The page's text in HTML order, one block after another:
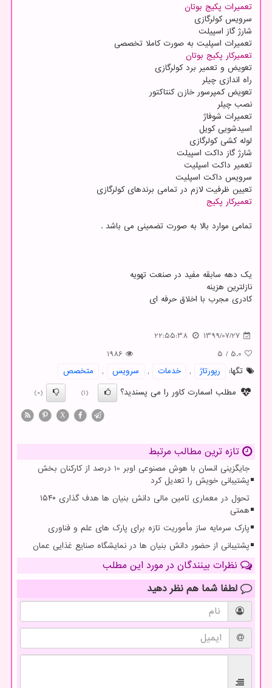
تعمیرات پکیج بوتان
سرویس کولرگازی
شارژ گاز اسپیلت
تعمیرات اسپلیت به صورت کاملا تخصصی
تعمیرکار پکیج بوتان
تعویض و تعمیر برد کولرگازی
راه اندازی چیلر
تعویض کمپرسور خازن کنتاکتور
نصب چیلر
تعمیرات شوفاژ
اسیدشویی کویل
لوله کشی کولرگازی
شارژ گاز داکت اسپیلت
تعمیر داکت اسپلیت
سرویس داکت اسپلیت
تعیین ظرفیت لازم در تمامی برندهای کولرگازی
تعمیرکار پکیج
تمامی موارد بالا به صورت تضمینی می باشد .
یک دهه سابقه مفید در صنعت تهویه
نازلترین هزینه
کادری مجرب با اخلاق حرفه ای
1399/07/27
22:55:38
5.0
/
5
1986
تگها:
رپورتاژ , خدمات , سرویس ,
متخصص
مطلب اسمارت کاور را می پسندید؟
(1)
(0)
X
تازه ترین مطالب مرتبط
جایگزینی انسان با هوش مصنوعی اوبر 10 درصد از کارکنان بخش
پشتیبانی خویش را تعدیل کرد
تحول در معماری تامین مالی دانش بنیان ها هدف گذاری ۱۵۴۰
همتی
پارک سرمایه ساز مأموریت تازه برای پارک های علم و فناوری
پشتیبانی از حضور دانش بنیان ها در نمایشگاه صنایع غذایی عمان
نظرات بینندگان در مورد این مطلب
لطفا شما هم نظر دهید